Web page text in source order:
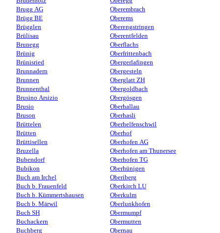
Brugg AG
Brügg BE
Brügglen
Brülisau
Brunegg
Brünig
Brünisried
Brunnadern
Brunnen
Brunnenthal
Brusino Arsizio
Brusio
Bruson
Brüttelen
Brütten
Brüttisellen
Bruzella
Bubendorf
Bubikon
Buch am Irchel
Buch b. Frauenfeld
Buch b. Kümmertshausen
Buch b. Märwil
Buch SH
Buchackern
Buchberg
Oberembrach
Oberems
Oberengstringen
Oberentfelden
Oberflachs
Oberfrittenbach
Obergerlafingen
Obergesteln
Oberglatt ZH
Obergoldbach
Obergösgen
Oberhallau
Oberhasli
Oberhelfenschwil
Oberhof
Oberhofen AG
Oberhofen am Thunersee
Oberhofen TG
Oberhünigen
Oberiberg
Oberkirch LU
Oberkulm
Oberlunkhofen
Obermumpf
Obermutten
Obernau